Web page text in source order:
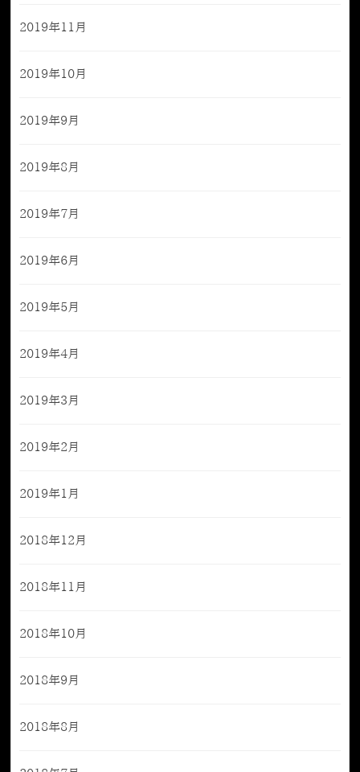
2019年11月
2019年10月
2019年9月
2019年8月
2019年7月
2019年6月
2019年5月
2019年4月
2019年3月
2019年2月
2019年1月
2018年12月
2018年11月
2018年10月
2018年9月
2018年8月